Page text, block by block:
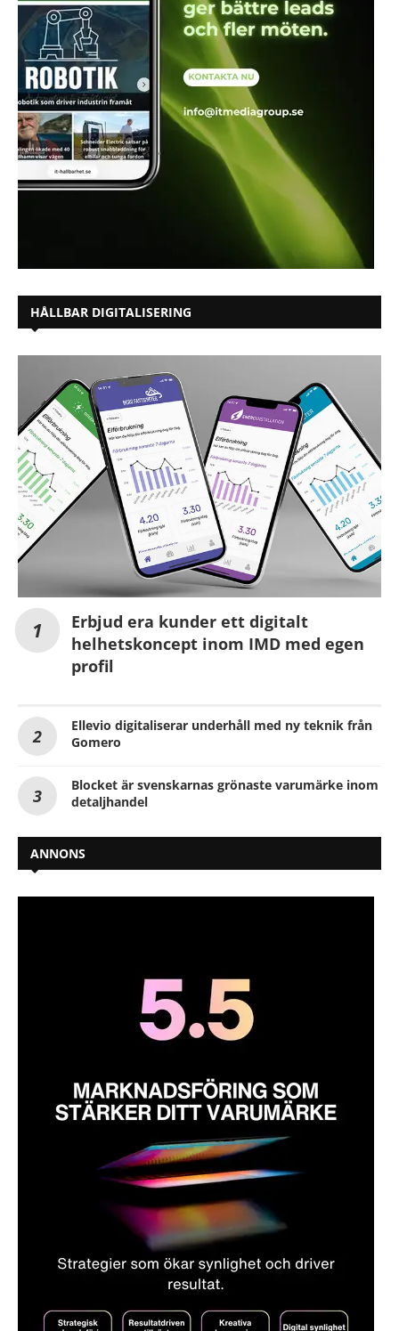
HÅLLBAR DIGITALISERING
Erbjud era kunder ett digitalt
helhetskoncept inom IMD med egen
profil
Ellevio digitaliserar underhåll med ny teknik från
Gomero
Blocket är svenskarnas grönaste varumärke inom
detaljhandel
ANNONS